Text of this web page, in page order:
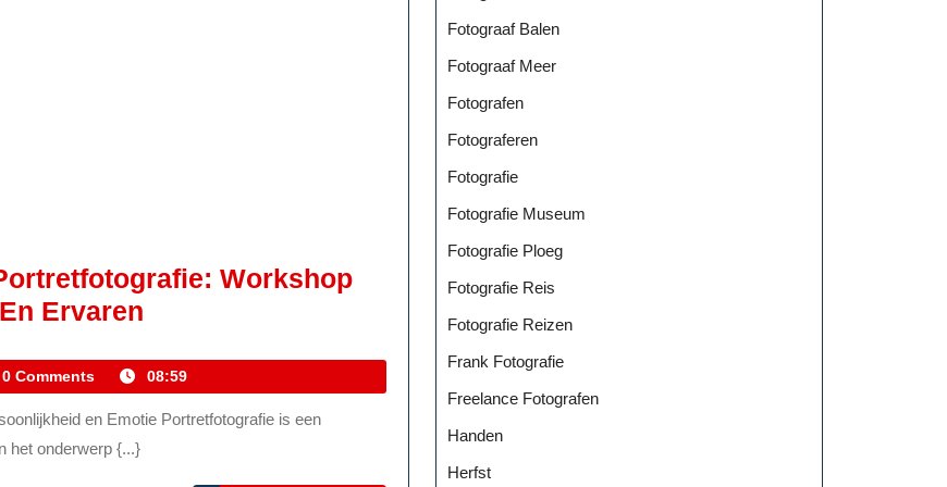
Workshop
Ervaren
In
De
0 Comments 08:59
het onderwerp {...}
Fotograaf Balen
Fotograaf Meer
Fotografen
Fotograferen
Fotografie
Fotografie Museum
Fotografie Ploeg
Fotografie Reis
Fotografie Reizen
Frank Fotografie
Freelance Fotografen
Handen
Herfst